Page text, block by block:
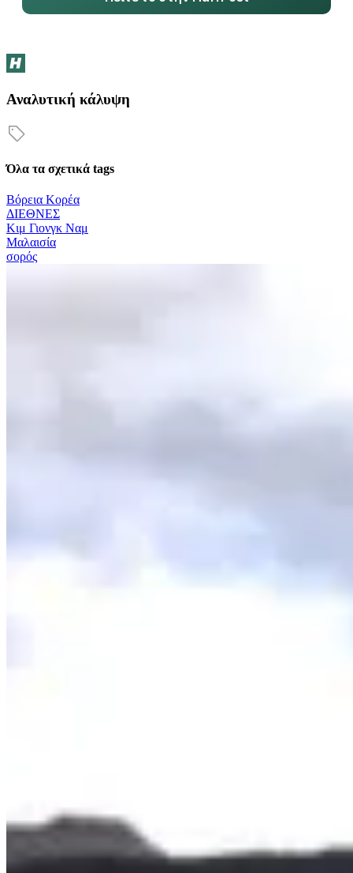
Αναλυτική κάλυψη
Όλα τα σχετικά tags
Βόρεια Κορέα
ΔΙΕΘΝΕΣ
Κιμ Γιονγκ Ναμ
Μαλαισία
σορός